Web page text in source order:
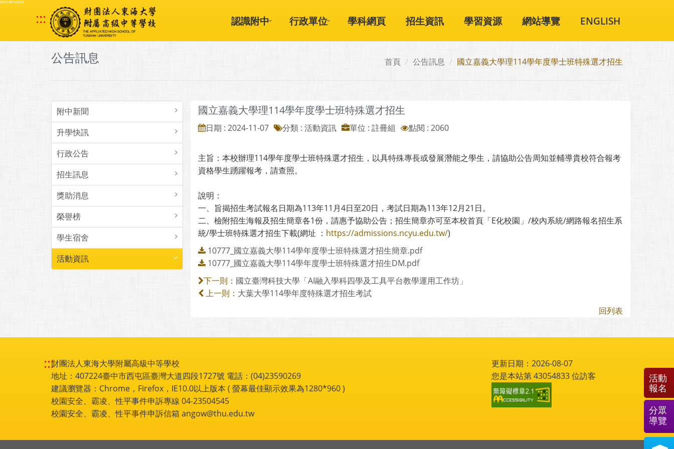
跳到主要內容區塊
::: 認識附中 行政單位 學科網頁 招生資訊 學習資源 網站導覽 ENGLISH
公告訊息 首頁 公告訊息 國立嘉義大學理114學年度學士班特殊選才招生
附中新聞
升學快訊
行政公告
招生訊息
獎助消息
榮譽榜
學生宿舍
活動資訊
國立嘉義大學理114學年度學士班特殊選才招生
日期 : 2024-11-07 分類 : 活動資訊 單位 : 註冊組 點閱 : 2060
主旨：本校辦理114學年度學士班特殊選才招生，以具特殊專長或發展潛能之學生，請協助公告周知並輔導貴校符合報考
資格學生踴躍報考，請查照。
說明：
一、旨揭招生考試報名日期為113年11月4日至20日，考試日期為113年12月21日。
二、檢附招生海報及招生簡章各1份，請惠予協助公告；招生簡章亦可至本校首頁「E化校園」/校內系統/網路報名招生系
統/學士班特殊選才招生下載(網址 ： https://admissions.ncyu.edu.tw/)
10777_國立嘉義大學114學年度學士班特殊選才招生簡章.pdf
10777_國立嘉義大學114學年度學士班特殊選才招生DM.pdf
下一則： 國立臺灣科技大學「AI融入學科四學及工具平台教學運用工作坊」
上一則： 大葉大學114學年度特殊選才招生考試
回列表
:::財團法人東海大學附屬高級中等學校
地址：407224臺中市西屯區臺灣大道四段1727號 電話：(04)23590269
建議瀏覽器：Chrome，Firefox，IE10.0以上版本 ( 螢幕最佳顯示效果為1280*960 )
校園安全、霸凌、性平事件申訴專線 04-23504545
校園安全、霸凌、性平事件申訴信箱 angow@thu.edu.tw
更新日期：2026-08-07
您是本站第43054833位訪客
活動
報名
分眾
導覽